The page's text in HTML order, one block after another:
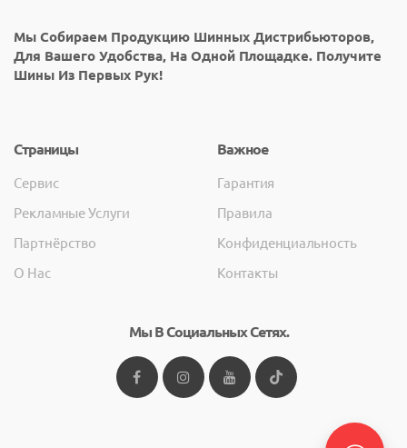
Мы Собираем Продукцию Шинных Дистрибьюторов,
Для Вашего Удобства, На Одной Площадке. Получите
Шины Из Первых Рук!
Страницы
Сервис
Рекламные Услуги
Партнёрство
О Нас
Важное
Гарантия
Правила
Конфиденциальность
Контакты
Мы В Социальных Сетях.